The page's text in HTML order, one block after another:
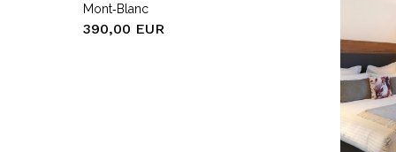
Mont‑Blanc
390,00 EUR